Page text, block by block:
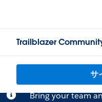
Trailblazer
サ
Bring your team